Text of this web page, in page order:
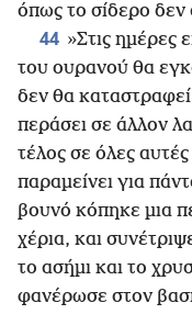
όπως το σίδερο δεν
44 »Στις ημέρες
του ουρανού θα
δεν θα
περάσει σε άλλον
τέλος σε όλες αυτές
παραμείνει για
βουνό κόπηκε μια
χέρια, και
το ασήμι και το
φανέρωσε στον